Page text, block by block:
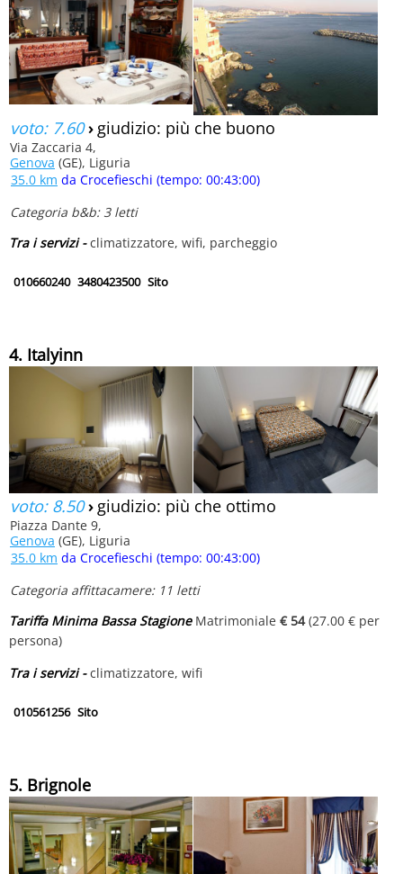
voto: 7.60› giudizio: più che buono
Via Zaccaria 4,
Genova (GE), Liguria
35.0 km da Crocefieschi (tempo: 00:43:00)
Categoria b&b: 3 letti
Tra i servizi -climatizzatore, wifi, parcheggio
010660240 3480423500 Sito
4. Italyinn
voto: 8.50› giudizio: più che ottimo
Piazza Dante 9,
Genova (GE), Liguria
35.0 km da Crocefieschi (tempo: 00:43:00)
Categoria affittacamere: 11 letti
Tariffa Minima Bassa StagioneMatrimoniale € 54(27.00 € per
persona)
Tra i servizi -climatizzatore, wifi
010561256 Sito
5. Brignole